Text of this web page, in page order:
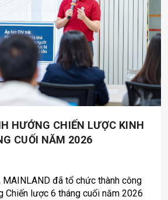
HƯỚNG CHIẾN LƯỢC KINH
CUỐI NĂM 2026
đã tổ chức thành công
Chiến lược 6 tháng cuối năm 2026